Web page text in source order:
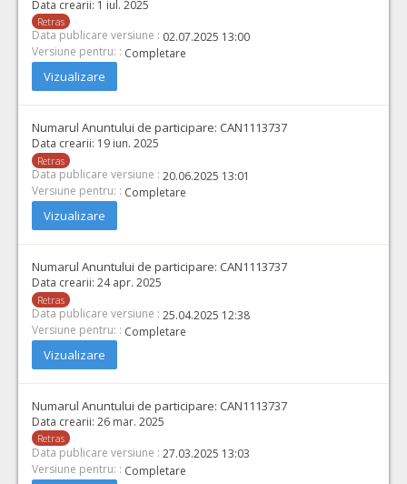
Data crearii: 1 iul. 2025
Retras
Data publicare versiune : 02.07.2025 13:00
Versiune pentru: : Completare
Vizualizare
Numarul Anuntului de participare: CAN1113737
Data crearii: 19 iun. 2025
Retras
Data publicare versiune : 20.06.2025 13:01
Versiune pentru: : Completare
Vizualizare
Numarul Anuntului de participare: CAN1113737
Data crearii: 24 apr. 2025
Retras
Data publicare versiune : 25.04.2025 12:38
Versiune pentru: : Completare
Vizualizare
Numarul Anuntului de participare: CAN1113737
Data crearii: 26 mar. 2025
Retras
Data publicare versiune : 27.03.2025 13:03
Versiune pentru: : Completare